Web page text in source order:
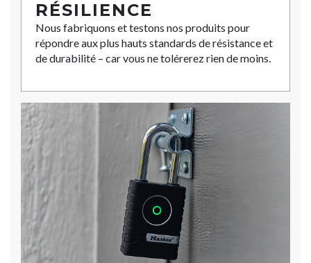
RÉSILIENCE
Nous fabriquons et testons nos produits pour
répondre aux plus hauts standards de résistance et
de durabilité – car vous ne tolérerez rien de moins.